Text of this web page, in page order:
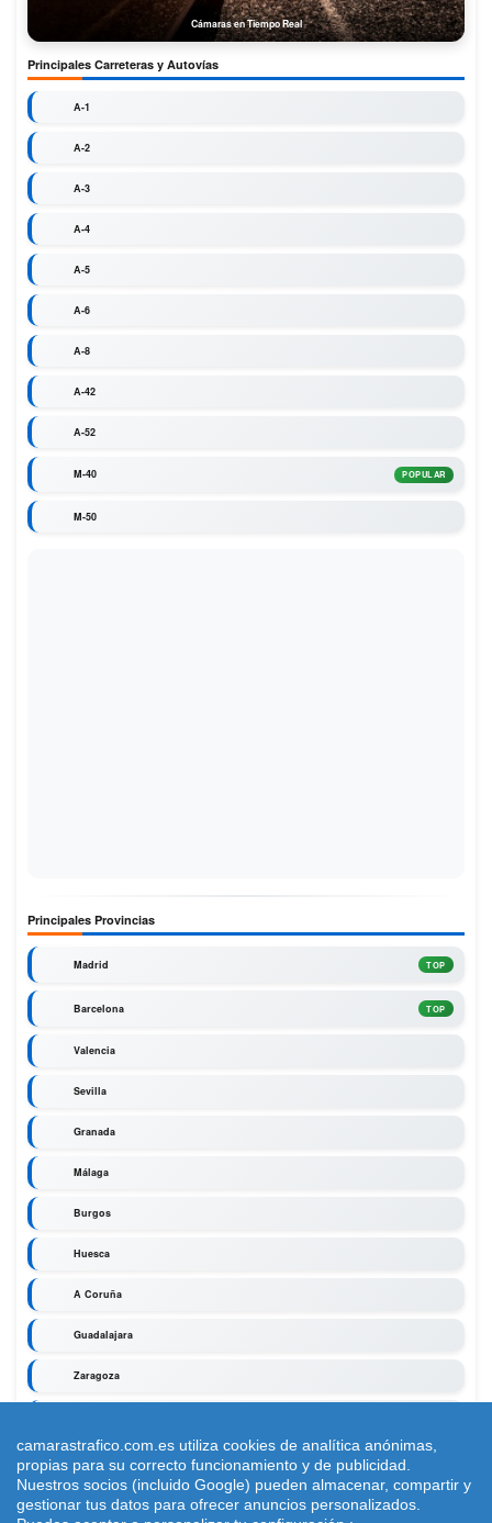
Cámaras en Tiempo Real
Principales Carreteras y Autovías
A-1
A-2
A-3
A-4
A-5
A-6
A-8
A-42
A-52
M-40 POPULAR
M-50
Principales Provincias
Madrid TOP
Barcelona TOP
Valencia
Sevilla
Granada
Málaga
Burgos
Huesca
A Coruña
Guadalajara
Zaragoza
camarastrafico.com.es utiliza cookies de analítica anónimas,
propias para su correcto funcionamiento y de publicidad.
Nuestros socios (incluido Google) pueden almacenar, compartir y
gestionar tus datos para ofrecer anuncios personalizados.